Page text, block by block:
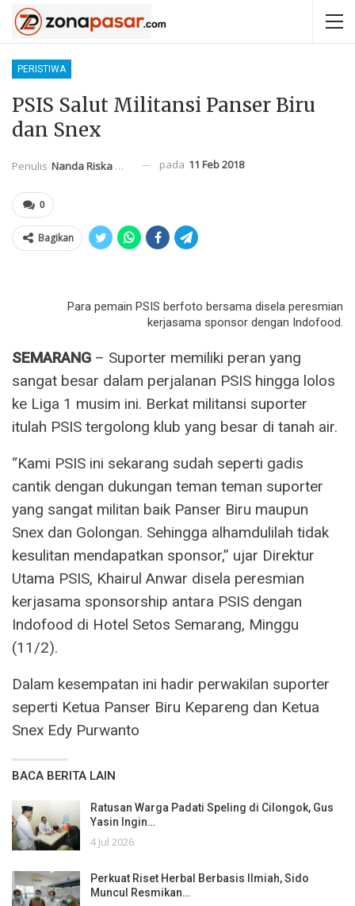
PERISTIWA
PSIS Salut Militansi Panser Biru
dan Snex
Penulis Nanda Riska Mahendra pada 11 Feb 2018
0
Bagikan
Para pemain PSIS berfoto bersama disela peresmian
kerjasama sponsor dengan Indofood.
SEMARANG – Suporter memiliki peran yang
sangat besar dalam perjalanan PSIS hingga lolos
ke Liga 1 musim ini. Berkat militansi suporter
itulah PSIS tergolong klub yang besar di tanah air.
“Kami PSIS ini sekarang sudah seperti gadis
cantik dengan dukungan teman teman suporter
yang sangat militan baik Panser Biru maupun
Snex dan Golongan. Sehingga alhamdulilah tidak
kesulitan mendapatkan sponsor,” ujar Direktur
Utama PSIS, Khairul Anwar disela peresmian
kerjasama sponsorship antara PSIS dengan
Indofood di Hotel Setos Semarang, Minggu
(11/2).
Dalam kesempatan ini hadir perwakilan suporter
seperti Ketua Panser Biru Kepareng dan Ketua
Snex Edy Purwanto
BACA BERITA LAIN
Ratusan Warga Padati Speling di Cilongok, Gus
Yasin Ingin…
4 Jul 2026
Perkuat Riset Herbal Berbasis Ilmiah, Sido
Muncul Resmikan…